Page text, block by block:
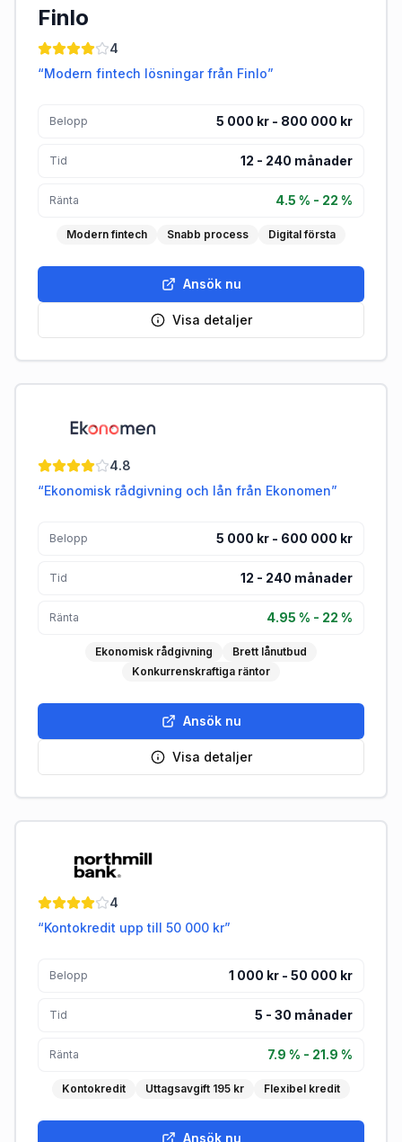
Finlo
4
“Modern fintech lösningar från Finlo”
Belopp 5 000 kr - 800 000 kr
Tid 12 - 240 månader
Ränta 4.5 % - 22 %
Modern fintech Snabb process Digital första
Ansök nu
Visa detaljer
Ekonomen4.8
“Ekonomisk rådgivning och lån från Ekonomen”
Belopp 5 000 kr - 600 000 kr
Tid 12 - 240 månader
Ränta 4.95 % - 22 %
Ekonomisk rådgivning
Brett lånutbud
Konkurrenskraftiga räntor
Ansök nu
Visa detaljer
Northmill Bank Kontokredit
4
“Kontokredit upp till 50 000 kr”
Belopp 1 000 kr - 50 000 kr
Tid 5 - 30 månader
Ränta 7.9 % - 21.9 %
Kontokredit Uttagsavgift 195 kr Flexibel kredit
Ansök nu